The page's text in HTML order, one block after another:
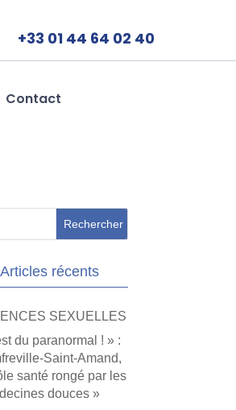
+33 01 44 64 02 40
Contact
Articles récents
SEXUELLES
du paranormal ! » :
Saint-Amand,
santé rongé par les
douces »